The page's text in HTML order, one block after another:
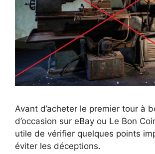
Avant d’acheter le premier tour à
d’occasion sur eBay ou Le Bon
utile de vérifier quelques points
éviter les déceptions.